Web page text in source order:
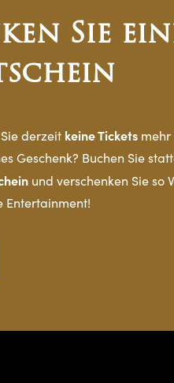
Sie
derzeit keine Tickets mehr
Geschenk? Buchen Sie
und verschenken Sie so
Entertainment!